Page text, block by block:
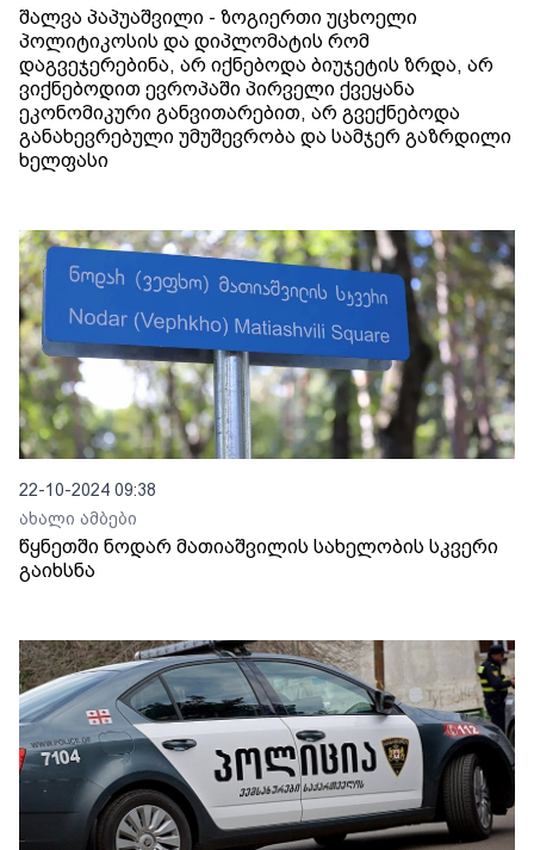
შალვა პაპუაშვილი - ზოგიერთი უცხოელი
პოლიტიკოსის და დიპლომატის რომ
დაგვეჯერებინა, არ იქნებოდა ბიუჯეტის ზრდა, არ
ვიქნებოდით ევროპაში პირველი ქვეყანა
ეკონომიკური განვითარებით, არ გვექნებოდა
განახევრებული უმუშევრობა და სამჯერ გაზრდილი
ხელფასი
22-10-2024 09:38
ახალი ამბები
წყნეთში ნოდარ მათიაშვილის სახელობის სკვერი
გაიხსნა